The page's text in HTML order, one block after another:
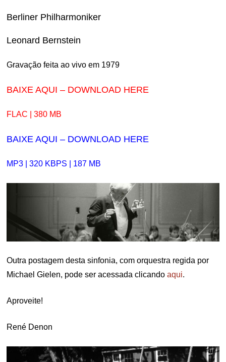
Berliner Philharmoniker
Leonard Bernstein
Gravação feita ao vivo em 1979
BAIXE AQUI – DOWNLOAD HERE
FLAC | 380 MB
BAIXE AQUI – DOWNLOAD HERE
MP3 | 320 KBPS | 187 MB
Outra postagem desta sinfonia, com orquestra regida por
Michael Gielen, pode ser acessada clicandoaqui.
Aproveite!
René Denon